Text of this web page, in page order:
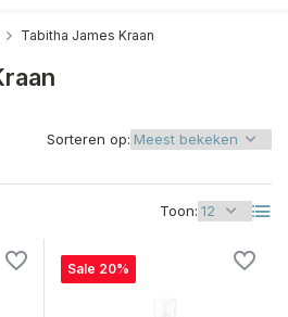
Tabitha James Kraan
Toon:
Sorteren op:
Sale 20%